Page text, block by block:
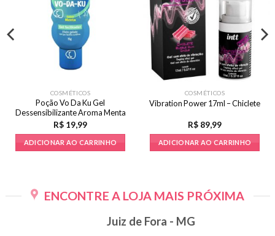
COSMÉTICOS
Poção Vo Da Ku Gel
Dessensibilizante Aroma Menta
15g
R$ 19,99
ADICIONAR AO CARRINHO
COSMÉTICOS
Vibration Power 17ml – Chiclete
R$ 89,99
ADICIONAR AO CARRINHO
ENCONTRE A LOJA MAIS PRÓXIMA
Juiz de Fora - MG